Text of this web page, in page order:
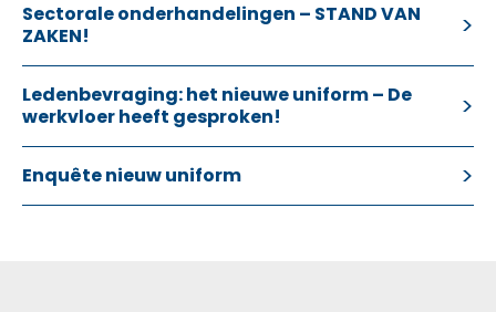
Sectorale onderhandelingen – STAND VAN
ZAKEN!
Ledenbevraging: het nieuwe uniform – De
werkvloer heeft gesproken!
Enquête nieuw uniform